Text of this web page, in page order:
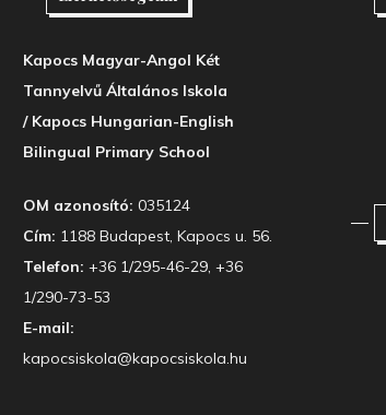
Kapocs Magyar-Angol Két
Tannyelvű Általános Iskola
/ Kapocs Hungarian-English
Bilingual Primary School
OM azonosító: 035124
Cím: 1188 Budapest, Kapocs u. 56.
Telefon: +36 1/295-46-29, +36
1/290-73-53
E-mail:
kapocsiskola@kapocsiskola.hu